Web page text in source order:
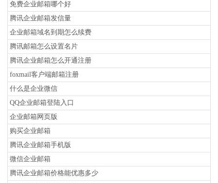
免费企业邮箱哪个好
腾讯企业邮箱发信量
企业邮箱域名到期怎么续费
腾讯邮箱怎么设置名片
腾讯企业邮箱怎么开通注册
foxmail客户端邮箱注册
什么是企业微信
QQ企业邮箱登陆入口
企业邮箱网页版
购买企业邮箱
腾讯企业邮箱手机版
微信企业邮箱
腾讯企业邮箱价格能优惠多少